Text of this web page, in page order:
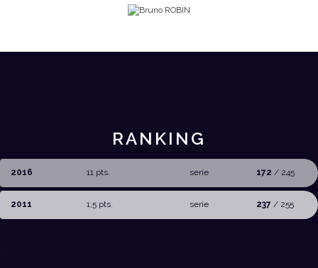
RANKING
2016 11 pts. serie 172 / 245
2011 1,5 pts. serie 237 / 255